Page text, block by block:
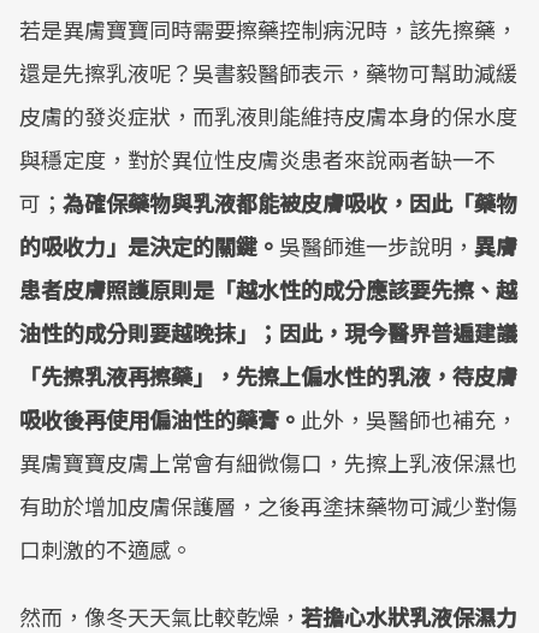
Mute
若是異膚寶寶同時需要擦藥控制病況時，該先擦藥，
還是先擦乳液呢？吳書毅醫師表示，藥物可幫助減緩
皮膚的發炎症狀，而乳液則能維持皮膚本身的保水度
與穩定度，對於異位性皮膚炎患者來說兩者缺一不
可； 為確保藥物與乳液都能被皮膚吸收，因此「藥物
的吸收力」是決定的關鍵。 吳醫師進一步說明， 異膚
患者皮膚照護原則是「越水性的成分應該要先擦、越
油性的成分則要越晚抹」；因此，現今醫界普遍建議
「先擦乳液再擦藥」，先擦上偏水性的乳液，待皮膚
吸收後再使用偏油性的藥膏。 此外，吳醫師也補充，
異膚寶寶皮膚上常會有細微傷口，先擦上乳液保濕也
有助於增加皮膚保護層，之後再塗抹藥物可減少對傷
口刺激的不適感。
然而，像冬天天氣比較乾燥， 若擔心水狀乳液保濕力